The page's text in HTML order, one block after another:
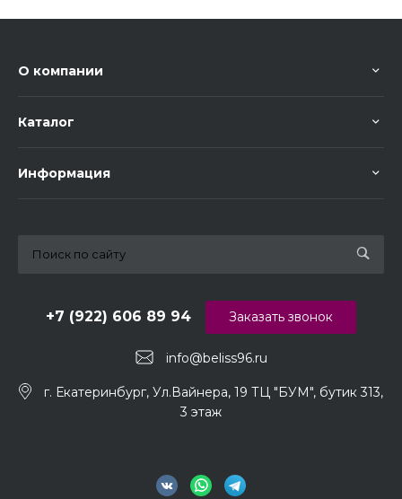
О компании
Каталог
Информация
+7 (922) 606 89 94
info@beliss96.ru
Заказать звонок
г. Екатеринбург, Ул.Вайнера, 19 ТЦ "БУМ", бутик 313,
3 этаж